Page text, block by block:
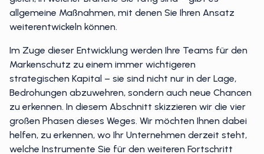
gleich, in welcher Branche Sie tätig sind – gibt es
allgemeine Maßnahmen, mit denen Sie Ihren Ansatz
Im Zuge dieser Entwicklung werden Ihre Teams für den
Markenschutz zu einem immer wichtigeren
strategischen Kapital – sie sind nicht nur in der Lage,
Bedrohungen abzuwehren, sondern auch neue Chancen
zu erkennen. In diesem Abschnitt skizzieren wir die vier
großen Phasen dieses Weges. Wir möchten Ihnen dabei
helfen, zu erkennen, wo Ihr Unternehmen derzeit steht,